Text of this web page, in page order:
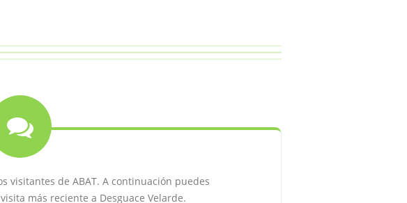
visitantes de ABAT. A continuación puedes
más reciente a Desguace Velarde.